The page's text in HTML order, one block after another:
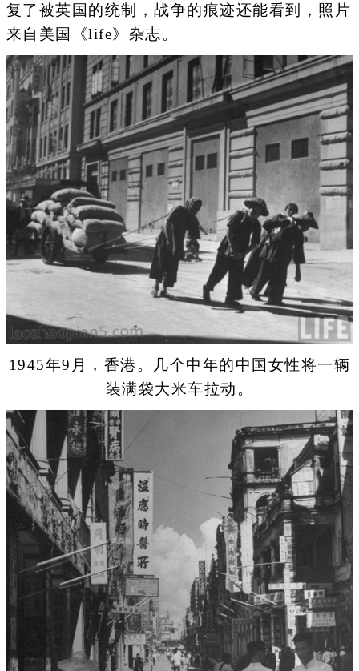
复了被英国的统制，战争的痕迹还能看到，照片
来自美国《life》杂志。
1945年9月，香港。几个中年的中国女性将一辆
装满袋大米车拉动。